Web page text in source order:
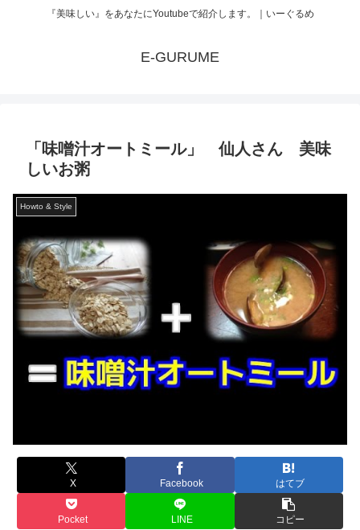
『美味しい』をあなたにYoutubeで紹介します。｜いーぐるめ
E-GURUME
「味噌汁オートミール」 仙人さん 美味
しいお粥
Howto & Style
X Facebook はてブ
Pocket LINE コピー